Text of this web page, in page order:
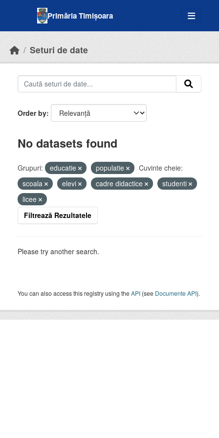
Primăria Timișoara
Seturi de date
Order by
No datasets found
Grupuri: educatie populatie
Cuvinte cheie:
scoala
elevi cadre didactice
studenti
licee
Filtrează Rezultatele
Please try another search.
You can also access this registry using theAPI (see Documente API).